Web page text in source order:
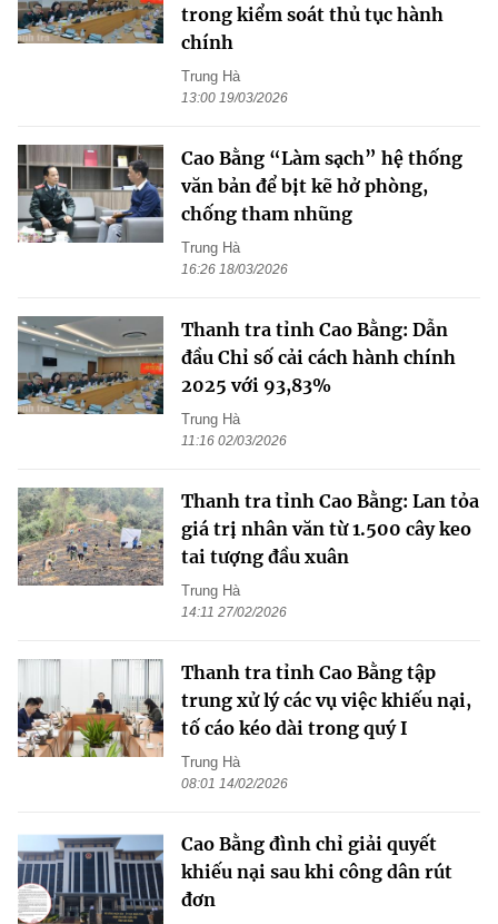
trong kiểm soát thủ tục hành
chính
Trung Hà
13:00 19/03/2026
Cao Bằng “Làm sạch” hệ thống
văn bản để bịt kẽ hở phòng,
chống tham nhũng
Trung Hà
16:26 18/03/2026
Thanh tra tỉnh Cao Bằng: Dẫn
đầu Chỉ số cải cách hành chính
2025 với 93,83%
Trung Hà
11:16 02/03/2026
Thanh tra tỉnh Cao Bằng: Lan tỏa
giá trị nhân văn từ 1.500 cây keo
tai tượng đầu xuân
Trung Hà
14:11 27/02/2026
Thanh tra tỉnh Cao Bằng tập
trung xử lý các vụ việc khiếu nại,
tố cáo kéo dài trong quý I
Trung Hà
08:01 14/02/2026
Cao Bằng đình chỉ giải quyết
khiếu nại sau khi công dân rút
đơn